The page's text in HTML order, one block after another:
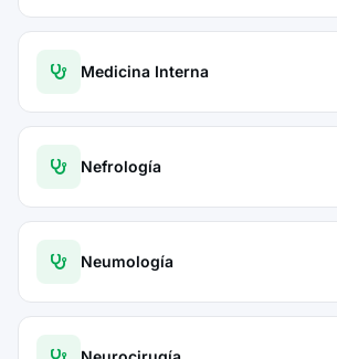
Medicina Interna
Nefrología
Neumología